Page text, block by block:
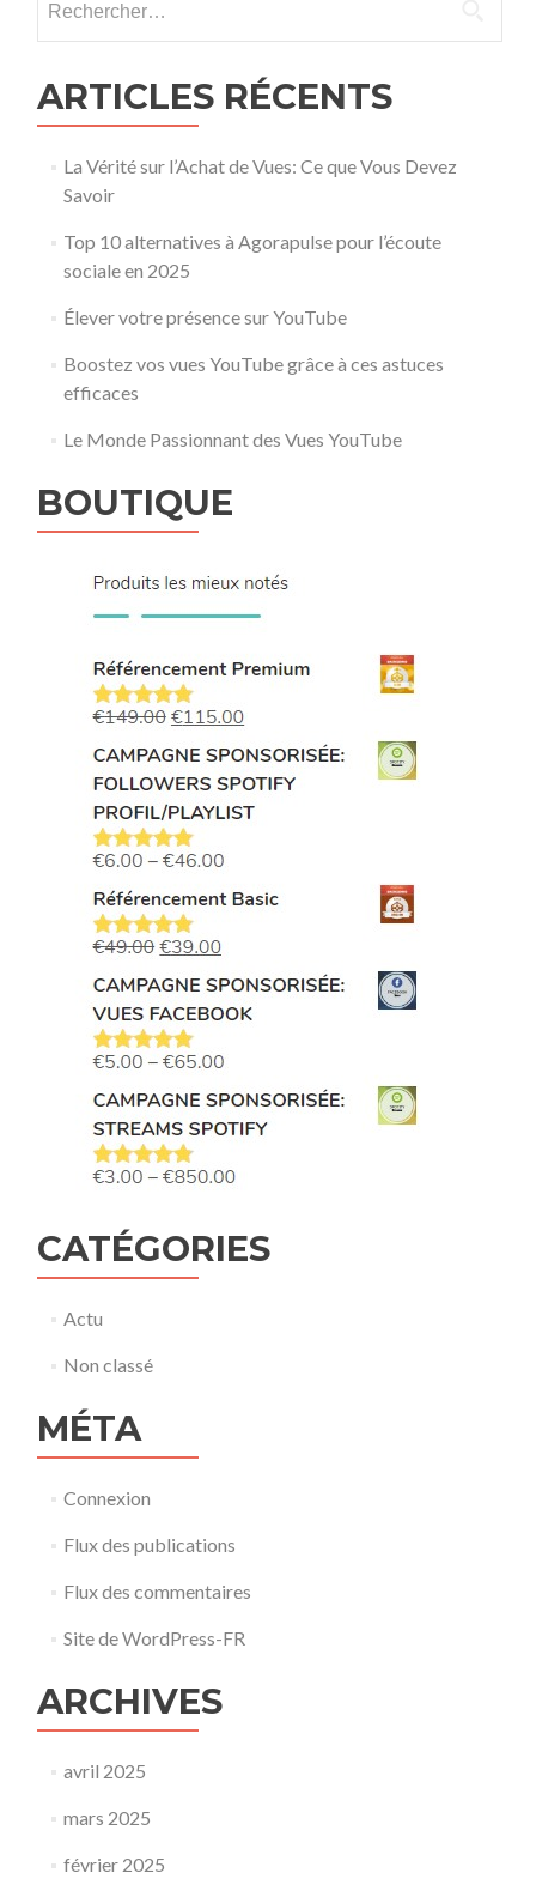
ARTICLES RÉCENTS
La Vérité sur l’Achat de Vues: Ce que Vous Devez
Savoir
Top 10 alternatives à Agorapulse pour l’écoute
sociale en 2025
Élever votre présence sur YouTube
Boostez vos vues YouTube grâce à ces astuces
efficaces
Le Monde Passionnant des Vues YouTube
BOUTIQUE
CATÉGORIES
Actu
Non classé
MÉTA
Connexion
Flux des publications
Flux des commentaires
Site de WordPress-FR
ARCHIVES
avril 2025
mars 2025
février 2025